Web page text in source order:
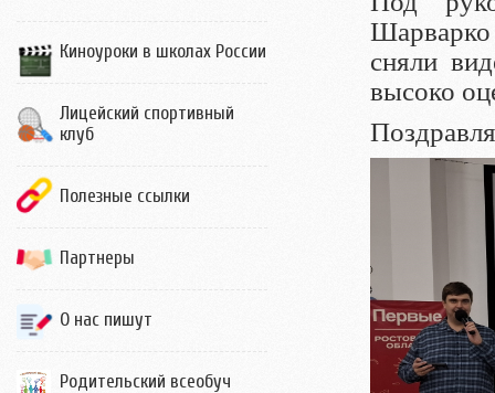
Киноуроки в школах России
Лицейский спортивный
клуб
Полезные ссылки
Партнеры
О нас пишут
Родительский всеобуч
сняли
высоко